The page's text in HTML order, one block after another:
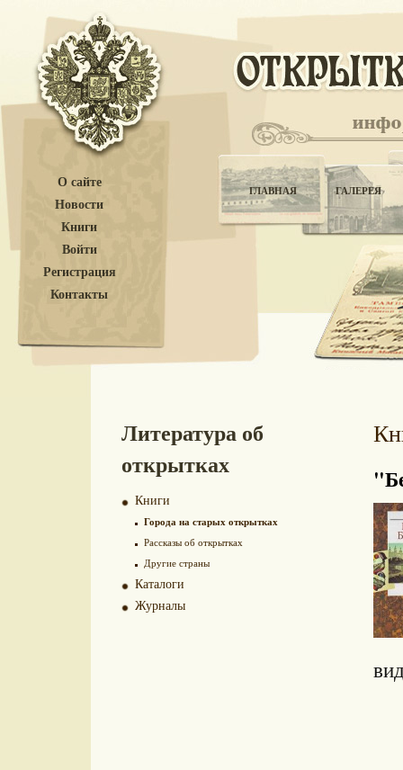
О сайте
Новости
Книги
Войти
Регистрация
Контакты
ГЛАВНАЯ ГАЛЕРЕЯ
Литература об
открытках
Книги
Города на старых открытках
Рассказы об открытках
Другие страны
Каталоги
Журналы